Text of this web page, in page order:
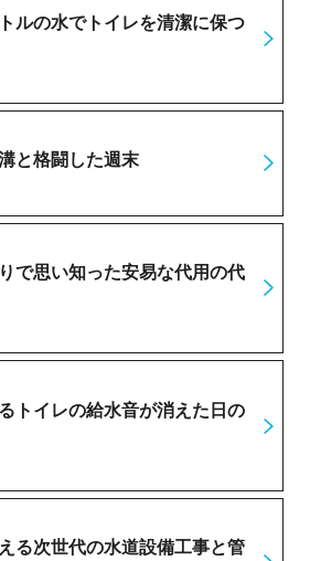
ルの水でトイレを清潔に保つ
と格闘した週末
で思い知った安易な代用の代
トイレの給水音が消えた日の
る次世代の水道設備工事と管